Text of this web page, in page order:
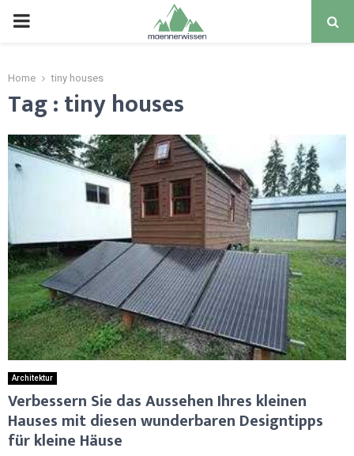
PRIMARY
Home tiny houses
Tag : tiny houses
Architektur
Verbessern Sie das Aussehen Ihres kleinen
Hauses mit diesen wunderbaren Designtipps
für kleine Häuse